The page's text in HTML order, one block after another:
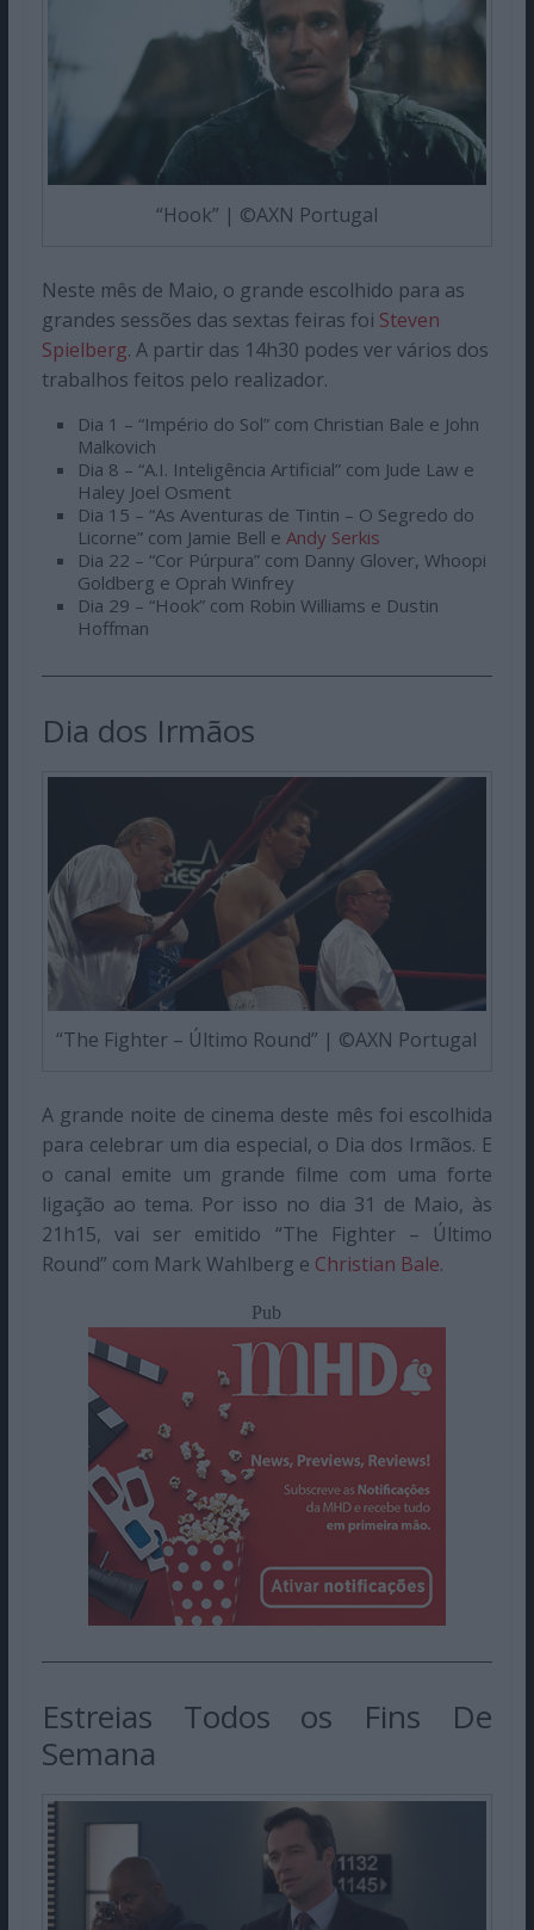
“Hook” | ©AXN Portugal
Neste mês de Maio, o grande escolhido para as
grandes sessões das sextas feiras foi Steven
Spielberg. A partir das 14h30 podes ver vários dos
trabalhos feitos pelo realizador.
Dia 1 – “Império do Sol” com Christian Bale e John
Malkovich
Dia 8 – “A.I. Inteligência Artificial” com Jude Law e
Haley Joel Osment
Dia 15 – “As Aventuras de Tintin – O Segredo do
Licorne” com Jamie Bell e Andy Serkis
Dia 22 – “Cor Púrpura” com Danny Glover, Whoopi
Goldberg e Oprah Winfrey
Dia 29 – “Hook” com Robin Williams e Dustin
Hoffman
Dia dos Irmãos
“The Fighter – Último Round” | ©AXN Portugal
A grande noite de cinema deste mês foi escolhida
para celebrar um dia especial, o Dia dos Irmãos. E
o canal emite um grande filme com uma forte
ligação ao tema. Por isso no dia 31 de Maio, às
21h15, vai ser emitido “The Fighter – Último
Round” com Mark Wahlberg e Christian Bale.
Pub
Estreias Todos os Fins De
Semana